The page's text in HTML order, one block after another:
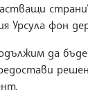
Урсула фон
да